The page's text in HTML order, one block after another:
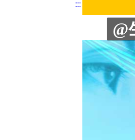
生輔組 | 性別平等
:::
@